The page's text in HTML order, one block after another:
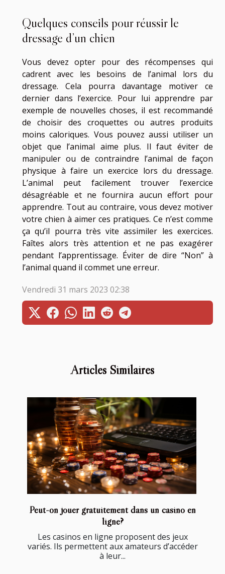
Articles Similaires
Peut-on jouer gratuitement dans un casino en
ligne?
Les casinos en ligne proposent des jeux
variés. Ils permettent aux amateurs d’accéder
à leur...
Quelques conseils pour réussir le
dressage d’un chien
Vous devez opter pour des récompenses qui
cadrent avec les besoins de l’animal lors du
dressage. Cela pourra davantage motiver ce
dernier dans l’exercice. Pour lui apprendre par
exemple de nouvelles choses, il est recommandé
de choisir des croquettes ou autres produits
moins caloriques. Vous pouvez aussi utiliser un
objet que l’animal aime plus. Il faut éviter de
manipuler ou de contraindre l’animal de façon
physique à faire un exercice lors du dressage.
L’animal peut facilement trouver l’exercice
désagréable et ne fournira aucun effort pour
apprendre. Tout au contraire, vous devez motiver
votre chien à aimer ces pratiques. Ce n’est comme
ça qu’il pourra très vite assimiler les exercices.
Faîtes alors très attention et ne pas exagérer
pendant l’apprentissage. Éviter de dire “Non” à
l’animal quand il commet une erreur.
Vendredi 31 mars 2023 02:38